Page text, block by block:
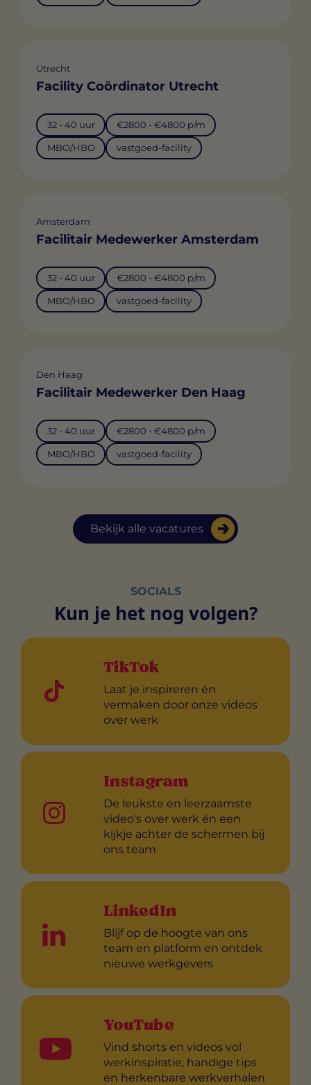
Bekijk alle vacatures
Utrecht
Facility Coördinator Utrecht
32 - 40 uur €2800 - €4800 p/m
MBO/HBO vastgoed-facility
Amsterdam
Facilitair Medewerker Amsterdam
32 - 40 uur €2800 - €4800 p/m
MBO/HBO vastgoed-facility
Den Haag
Facilitair Medewerker Den Haag
32 - 40 uur €2800 - €4800 p/m
MBO/HBO vastgoed-facility
SOCIALS
Kun je het nog volgen?
TikTok
Laat je inspireren én
vermaken door onze videos
over werk
Instagram
De leukste en leerzaamste
video's over werk én een
kijkje achter de schermen bij
ons team
LinkedIn
Blijf op de hoogte van ons
team en platform en ontdek
nieuwe werkgevers
YouTube
Vind shorts en videos vol
werkinspiratie, handige tips
en herkenbare werkverhalen